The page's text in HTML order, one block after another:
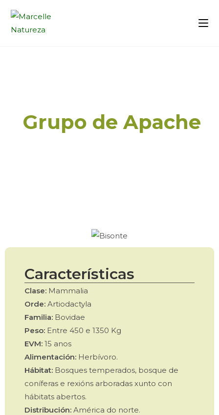
Grupo de Apache
Características
Clase: Mammalia
Orde: Artiodactyla
Familia: Bovidae
Peso: Entre 450 e 1350 Kg
EVM: 15 anos
Alimentación: Herbívoro.
Hábitat: Bosques temperados, bosque de
coníferas e rexións arboradas xunto con
hábitats abertos.
Distribución: América do norte.